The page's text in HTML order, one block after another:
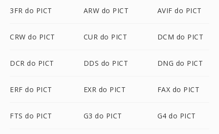
3FR do PICT ARW do PICT AVIF do PICT
CRW do PICT CUR do PICT DCM do PICT
DCR do PICT DDS do PICT DNG do PICT
ERF do PICT EXR do PICT FAX do PICT
FTS do PICT G3 do PICT G4 do PICT